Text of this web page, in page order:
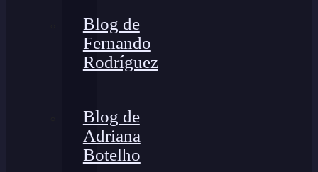
Blog de
Fernando
Rodríguez
Blog de
Adriana
Botelho